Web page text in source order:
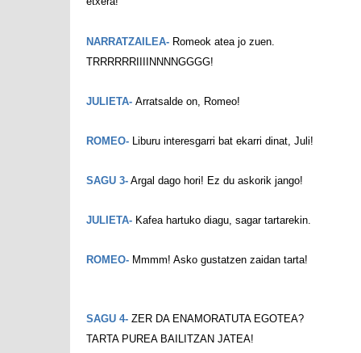
NARRATZAILEA- Romeok atea jo zuen.
TRRRRRRIIIINNNNGGGG!
JULIETA- Arratsalde on, Romeo!
ROMEO- Liburu interesgarri bat ekarri dinat, Juli!
SAGU 3- Argal dago hori! Ez du askorik jango!
JULIETA- Kafea hartuko diagu, sagar tartarekin.
ROMEO- Mmmm! Asko gustatzen zaidan tarta!
SAGU 4- ZER DA ENAMORATUTA EGOTEA?
TARTA PUREA BAILITZAN JATEA!